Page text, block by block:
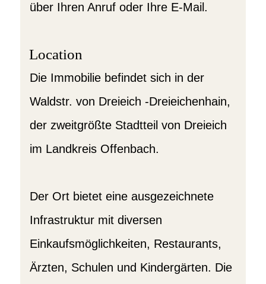
über Ihren Anruf oder Ihre E-Mail.
Location
Die Immobilie befindet sich in der
Waldstr. von Dreieich -Dreieichenhain,
der zweitgrößte Stadtteil von Dreieich
im Landkreis Offenbach.
Der Ort bietet eine ausgezeichnete
Infrastruktur mit diversen
Einkaufsmöglichkeiten, Restaurants,
Ärzten, Schulen und Kindergärten. Die